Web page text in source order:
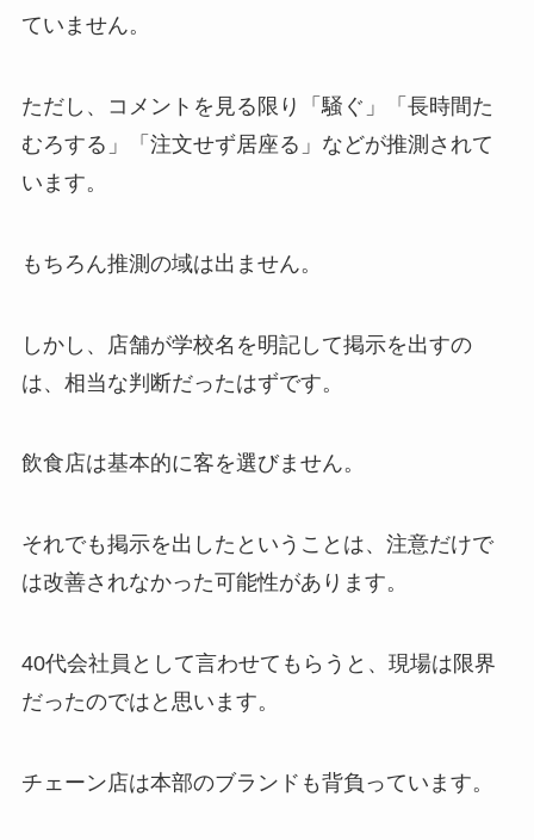
ていません。
ただし、コメントを見る限り「騒ぐ」「長時間た
むろする」「注文せず居座る」などが推測されて
います。
もちろん推測の域は出ません。
しかし、店舗が学校名を明記して掲示を出すの
は、相当な判断だったはずです。
飲食店は基本的に客を選びません。
それでも掲示を出したということは、注意だけで
は改善されなかった可能性があります。
40代会社員として言わせてもらうと、現場は限界
だったのではと思います。
チェーン店は本部のブランドも背負っています。